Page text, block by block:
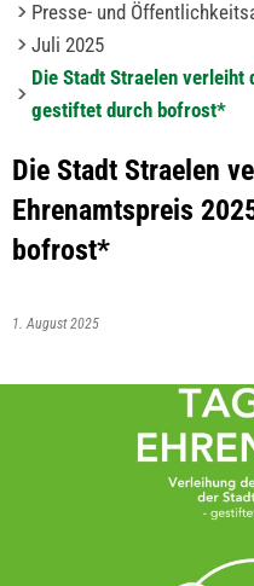
Presse- und
Juli 2025
Die Stadt Straelen
gestiftet durch bofrost*
Die Stadt Straelen
Ehrenamtspreis
bofrost*
1. August 2025